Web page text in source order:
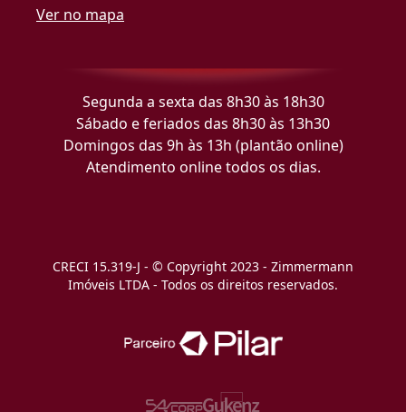
Ver no mapa
Segunda a sexta das 8h30 às 18h30
Sábado e feriados das 8h30 às 13h30
Domingos das 9h às 13h (plantão online)
Atendimento online todos os dias.
CRECI 15.319-J - © Copyright 2023 - Zimmermann
Imóveis LTDA - Todos os direitos reservados.